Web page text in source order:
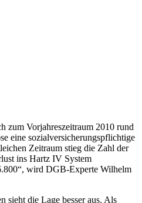
zum Vorjahreszeitraum 2010 rund
eine sozialversicherungspflichtige
Zeitraum stieg die Zahl der
ins Hartz IV System
wird DGB-Experte Wilhelm
sieht die Lage besser aus. Als